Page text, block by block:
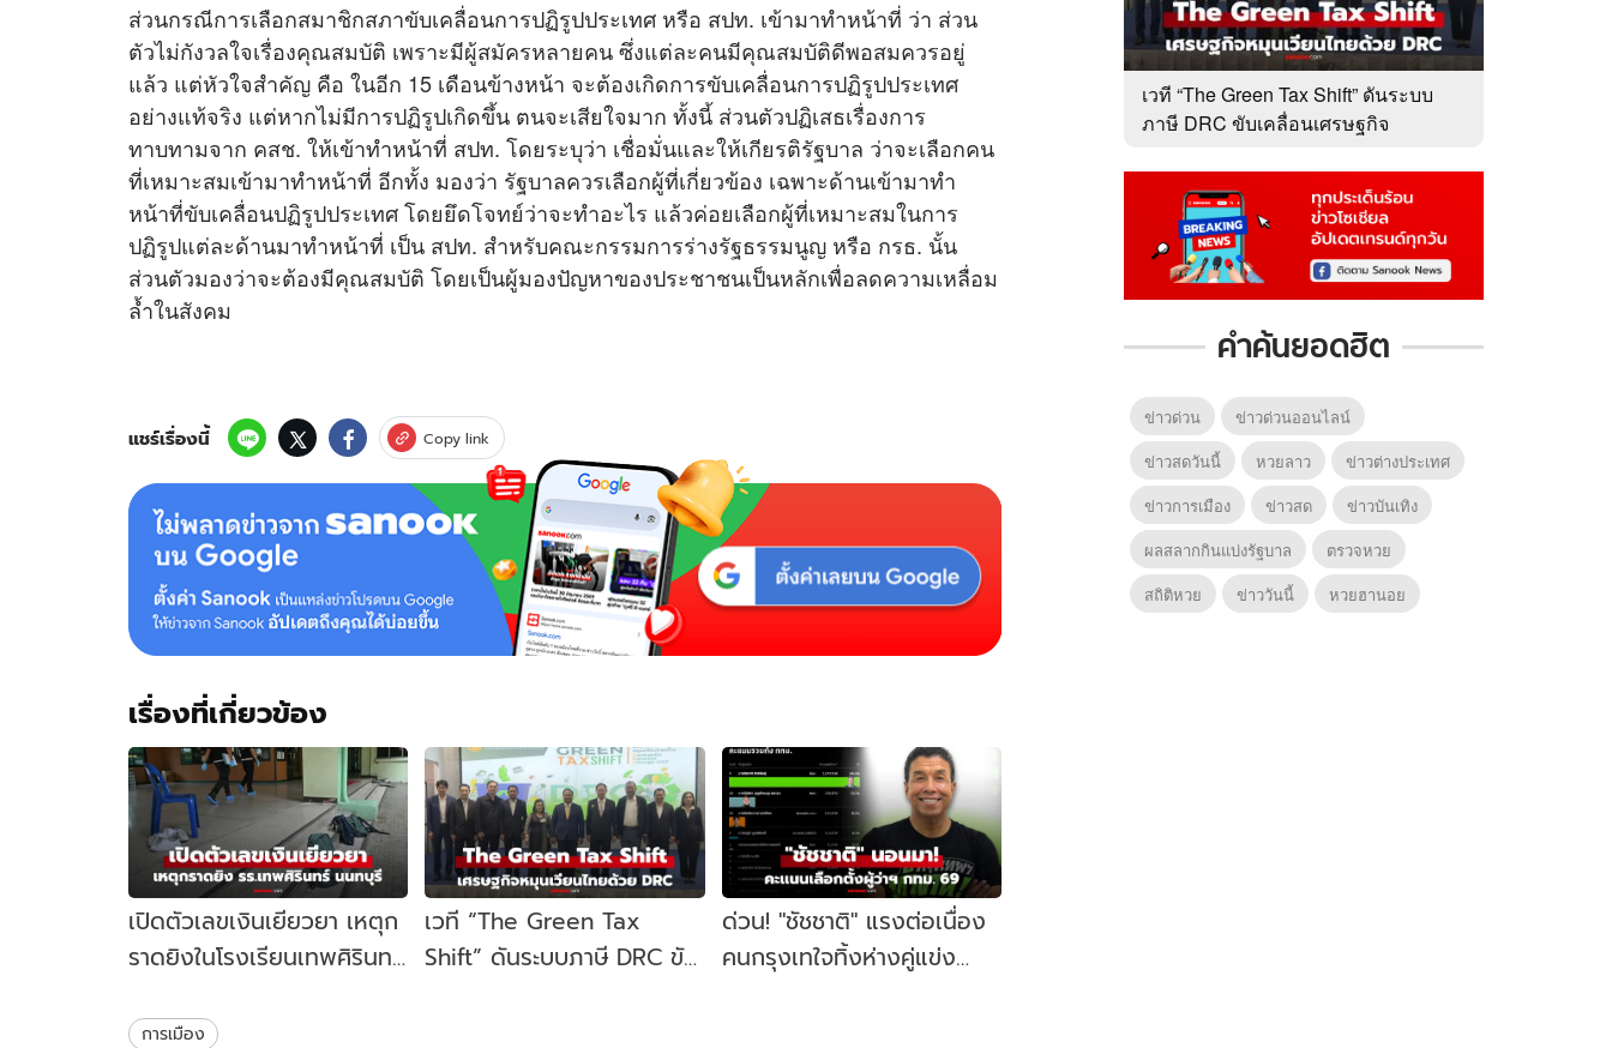
M
u
t
e
ส่วนกรณีการเลือกสมาชิกสภาขับเคลื่อนการปฏิรูปประเทศ หรือ สปท. เข้ามาทำหน้าที่ ว่า ส่วน
ตัวไม่กังวลใจเรื่องคุณสมบัติ เพราะมีผู้สมัครหลายคน ซึ่งแต่ละคนมีคุณสมบัติดีพอสมควรอยู่
แล้ว แต่หัวใจสำคัญ คือ ในอีก 15 เดือนข้างหน้า จะต้องเกิดการขับเคลื่อนการปฏิรูปประเทศ
อย่างแท้จริง แต่หากไม่มีการปฏิรูปเกิดขึ้น ตนจะเสียใจมาก ทั้งนี้ ส่วนตัวปฏิเสธเรื่องการ
ทาบทามจาก คสช. ให้เข้าทำหน้าที่ สปท. โดยระบุว่า เชื่อมั่นและให้เกียรติรัฐบาล ว่าจะเลือกคน
ที่เหมาะสมเข้ามาทำหน้าที่ อีกทั้ง มองว่า รัฐบาลควรเลือกผู้ที่เกี่ยวข้อง เฉพาะด้านเข้ามาทำ
หน้าที่ขับเคลื่อนปฏิรูปประเทศ โดยยึดโจทย์ว่าจะทำอะไร แล้วค่อยเลือกผู้ที่เหมาะสมในการ
ปฏิรูปแต่ละด้านมาทำหน้าที่ เป็น สปท. สำหรับคณะกรรมการร่างรัฐธรรมนูญ หรือ กรธ. นั้น
ส่วนตัวมองว่าจะต้องมีคุณสมบัติ โดยเป็นผู้มองปัญหาของประชาชนเป็นหลักเพื่อลดความเหลื่อม
ล้ำในสังคม
แชร์เรื่องนี้ Copy link
เรื่องที่เกี่ยวข้อง
เปิดตัวเลขเงินเยียวยา เหตุก
ราดยิงในโรงเรียนเทพศิรินทร์
เวที “The Green Tax
Shift” ดันระบบภาษี DRC ขับ
ด่วน! "ชัชชาติ" แรงต่อเนื่อง
คนกรุงเทใจทิ้งห่างคู่แข่ง
การเมือง
เวที “The Green Tax Shift” ดันระบบ
ภาษี DRC ขับเคลื่อนเศรษฐกิจ
คำค้นยอดฮิต
ข่าวด่วน
ข่าวด่วนออนไลน์
ข่าวสดวันนี้
หวยลาว
ข่าวต่างประเทศ
ข่าวการเมือง
ข่าวสด
ข่าวบันเทิง
ผลสลากกินแบ่งรัฐบาล
ตรวจหวย
สถิติหวย
ข่าววันนี้ หวยฮานอย